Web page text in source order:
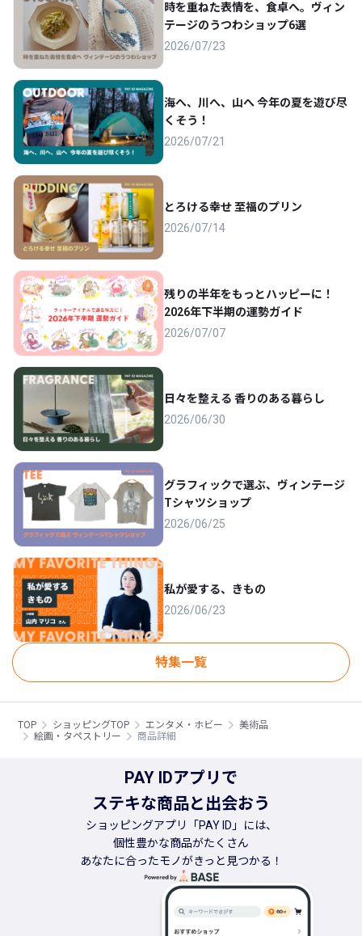
時を重ねた表情を、食卓へ。ヴィン
テージのうつわショップ6選
2026/07/23
海へ、川へ、山へ 今年の夏を遊び尽
くそう！
2026/07/21
とろける幸せ 至福のプリン
2026/07/14
残りの半年をもっとハッピーに！
2026年下半期の運勢ガイド
2026/07/07
日々を整える 香りのある暮らし
2026/06/30
グラフィックで選ぶ、ヴィンテージ
Tシャツショップ
2026/06/25
私が愛する、きもの
2026/06/23
特集一覧
TOP ショッピングTOP エンタメ・ホビー
美術品
絵画・タペストリー
商品詳細
PAY IDアプリで
ステキな商品と出会おう
ショッピングアプリ「PAY ID」には、
個性豊かな商品がたくさん
あなたに合ったモノがきっと見つかる！